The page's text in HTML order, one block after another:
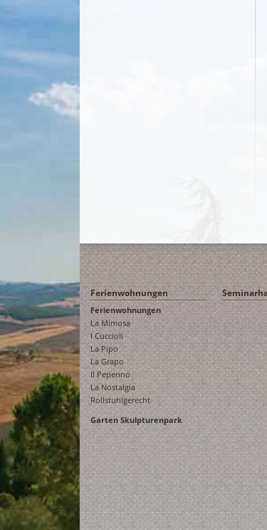
Ferienwohnungen
Ferienwohnungen
La Mimosa
I Cuccioli
La Pipo
La Grapo
Il Peperino
La Nostalgia
Rollstuhlgerecht
Garten Skulpturenpark